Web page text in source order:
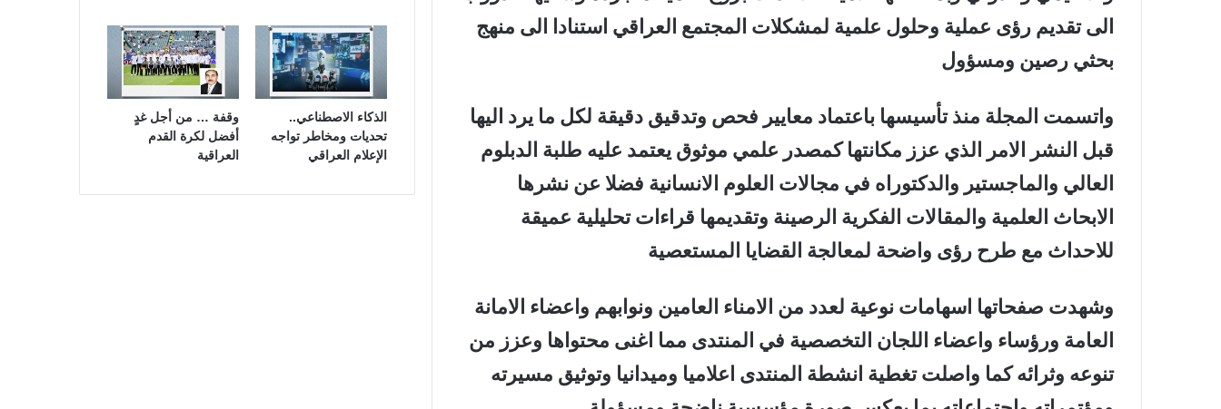
الى تقديم رؤى عملية وحلول علمية لمشكلات المجتمع العراقي استنادا الى منهج
بحثي رصين ومسؤول
واتسمت المجلة منذ تأسيسها باعتماد معايير فحص وتدقيق دقيقة لكل ما يرد اليها
قبل النشر الامر الذي عزز مكانتها كمصدر علمي موثوق يعتمد عليه طلبة الدبلوم
العالي والماجستير والدكتوراه في مجالات العلوم الانسانية فضلا عن نشرها
الابحاث العلمية والمقالات الفكرية الرصينة وتقديمها قراءات تحليلية عميقة
للاحداث مع طرح رؤى واضحة لمعالجة القضايا المستعصية
وشهدت صفحاتها اسهامات نوعية لعدد من الامناء العامين ونوابهم واعضاء الامانة
العامة ورؤساء واعضاء اللجان التخصصية في المنتدى مما اغنى محتواها وعزز من
تنوعه وثرائه كما واصلت تغطية انشطة المنتدى اعلاميا وميدانيا وتوثيق مسيرته
الذكاء الاصطناعي..
تحديات ومخاطر تواجه
الإعلام العراقي
وقفة … من أجل غدٍ
أفضل لكرة القدم
العراقية